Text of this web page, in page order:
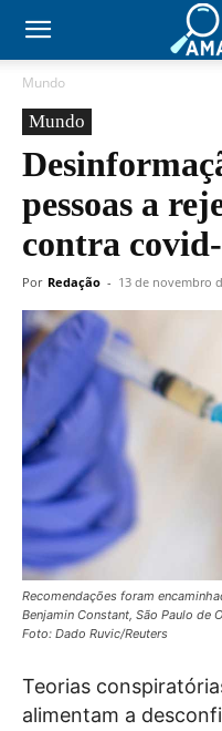
Mundo
Mundo
pessoas a
contra
Por Redação - 13 de novembro
Recomendações foram
Benjamin Constant, São Paulo de
Foto: Dado Ruvic/Reuters
Teorias
alimentam a